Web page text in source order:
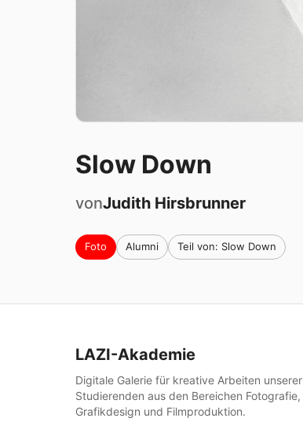
Slow Down
vonJudith Hirsbrunner
Foto Alumni Teil von: Slow Down
LAZI-Akademie
Digitale Galerie für kreative Arbeiten unserer
Studierenden aus den Bereichen Fotografie,
Grafikdesign und Filmproduktion.